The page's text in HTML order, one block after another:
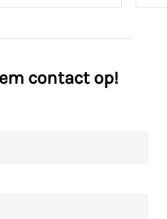
contact op!